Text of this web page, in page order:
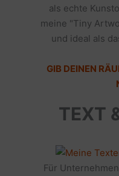
als echte
meine "Tiny
und ideal als
GIB DEINEN
TEXT
Für